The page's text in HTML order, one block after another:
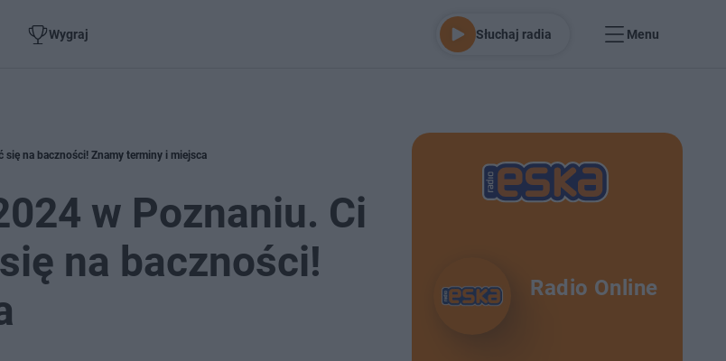
Wygraj Słuchaj radia Menu
na baczności! Znamy terminy i miejsca
w Poznaniu. Ci
na baczności!
Radio Online